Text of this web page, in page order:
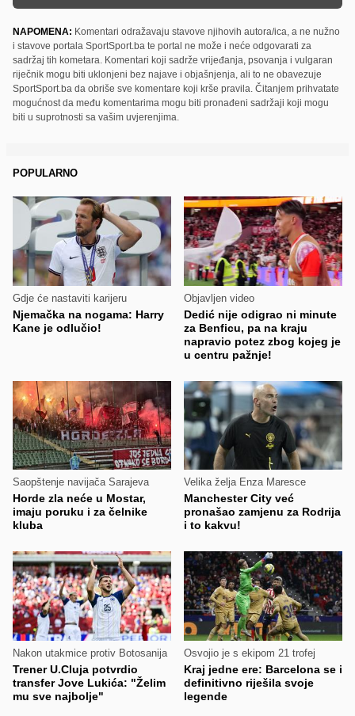
NAPOMENA: Komentari odražavaju stavove njihovih autora/ica, a ne nužno
i stavove portala SportSport.ba te portal ne može i neće odgovarati za
sadržaj tih kometara. Komentari koji sadrže vrijeđanja, psovanja i vulgaran
riječnik mogu biti uklonjeni bez najave i objašnjenja, ali to ne obavezuje
SportSport.ba da obriše sve komentare koji krše pravila. Čitanjem prihvatate
mogućnost da među komentarima mogu biti pronađeni sadržaji koji mogu
biti u suprotnosti sa vašim uvjerenjima.
POPULARNO
Gdje će nastaviti karijeru
Njemačka na nogama: Harry
Kane je odlučio!
Objavljen video
Dedić nije odigrao ni minute
za Benficu, pa na kraju
napravio potez zbog kojeg je
u centru pažnje!
Saopštenje navijača Sarajeva
Horde zla neće u Mostar,
imaju poruku i za čelnike
kluba
Velika želja Enza Maresce
Manchester City već
pronašao zamjenu za Rodrija
i to kakvu!
Nakon utakmice protiv Botosanija
Trener U.Cluja potvrdio
transfer Jove Lukića: "Želim
mu sve najbolje"
Osvojio je s ekipom 21 trofej
Kraj jedne ere: Barcelona se i
definitivno riješila svoje
legende